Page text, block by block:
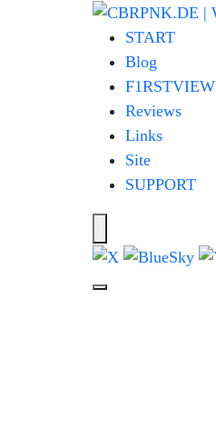
START
Blog
F1RSTVIEW
Reviews
Links
Site
SUPPORT